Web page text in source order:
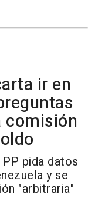
ir en
comisión
pida datos
y se
"arbitraria"